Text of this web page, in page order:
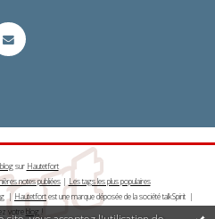
sur Hautetfort
notes publiées| Les tags les plus populaires
|Hautetfortest une marque déposée de la société talkSpirit |
votreblog !